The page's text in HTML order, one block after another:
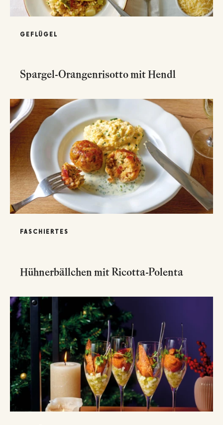
GEFLÜGEL
Spargel-Orangenrisotto mit Hendl
FASCHIERTES
Hühnerbällchen mit Ricotta-Polenta